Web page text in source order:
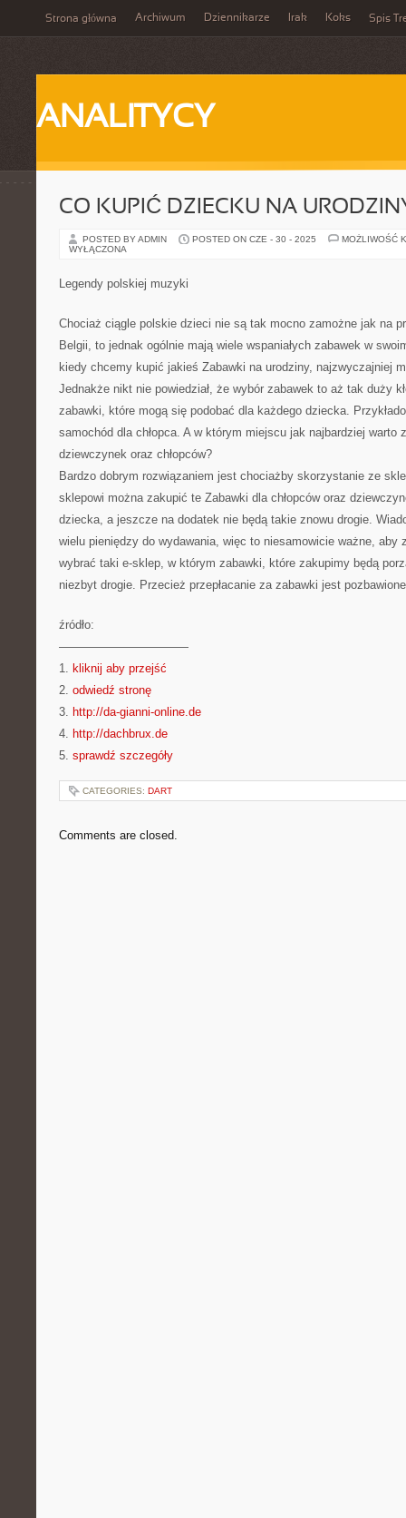
Strona główna Archiwum Dziennikarze Irak Koks Spis
ANALITYCY
CO KUPIĆ DZIECKU NA
POSTED BY ADMIN POSTED ON CZE - 30 - 2025
MOŻLIWOŚĆ
WYŁĄCZONA
Legendy polskiej muzyki
Chociaż ciągle polskie dzieci nie są tak mocno zamożne jak na
Belgii, to jednak ogólnie mają wiele wspaniałych zabawek w
kiedy chcemy kupić jakieś Zabawki na urodziny, najzwyczajniej
Jednakże nikt nie powiedział, że wybór zabawek to aż tak duży
zabawki, które mogą się podobać dla każdego dziecka.
samochód dla chłopca. A w którym miejscu jak najbardziej warto
dziewczynek oraz chłopców?
Bardzo dobrym rozwiązaniem jest chociażby skorzystanie ze
sklepowi można zakupić te Zabawki dla chłopców oraz
dziecka, a jeszcze na dodatek nie będą takie znowu drogie.
wielu pieniędzy do wydawania, więc to niesamowicie ważne, aby
wybrać taki e-sklep, w którym zabawki, które zakupimy będą
niezbyt drogie. Przecież przepłacanie za zabawki jest
źródło:
———————————
1. kliknij aby przejść
2. odwiedź stronę
3. http://da-gianni-online.de
4. http://dachbrux.de
5. sprawdź szczegóły
CATEGORIES: DART
Comments are closed.